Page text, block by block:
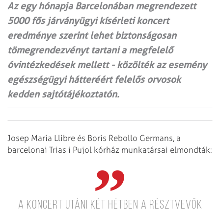
Az egy hónapja Barcelonában megrendezett
5000 fős járványügyi kísérleti koncert
eredménye szerint lehet biztonságosan
tömegrendezvényt tartani a megfelelő
óvintézkedések mellett - közölték az esemény
egészségügyi hátteréért felelős orvosok
kedden sajtótájékoztatón.
Josep Maria Llibre és Boris Rebollo Germans, a
barcelonai Trias i Pujol kórház munkatársai elmondták:
a koncert utáni két hétben a résztvevők